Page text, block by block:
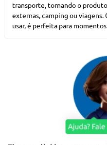
transporte, tornando o
externas, camping ou
usar, é perfeita para